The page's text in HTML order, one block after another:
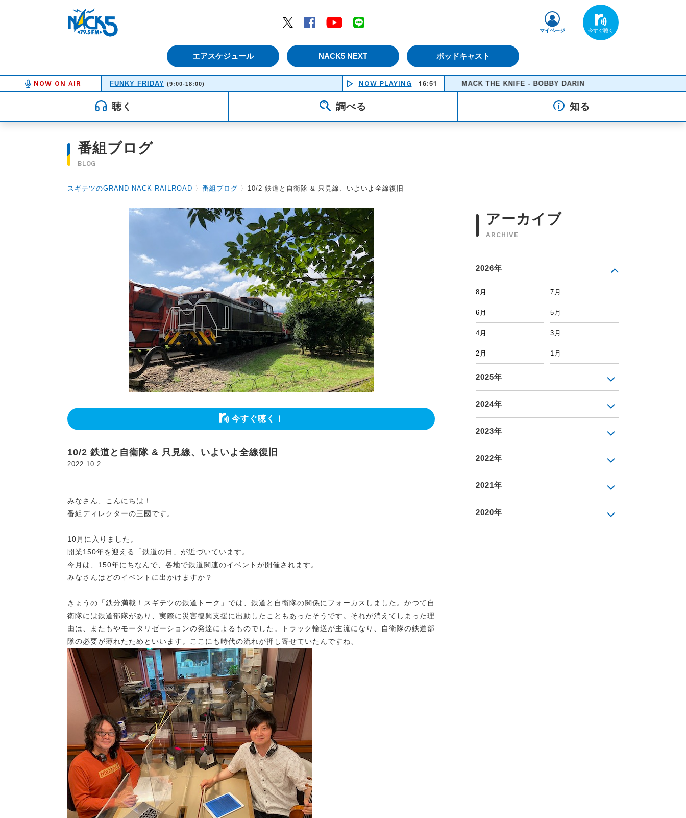
Twitter
Facebook YouTube
エアスケジュール NACK5 NEXT ポッドキャスト
マイページ
NOW ON AIR FUNKY FRIDAY (9:00-18:00) NOW PLAYING 16:51MACK THE KNIFE - BOBBY DARIN
聴く 調べる 知る
番組ブログ
BLOG
スギテツのGRAND NACK RAILROAD 〉 番組ブログ 〉 10/2 鉄道と自衛隊 & 只見線、いよいよ全線復旧
今すぐ聴く！
10/2 鉄道と自衛隊 & 只見線、いよいよ全線復旧
2022.10.2
みなさん、こんにちは！
番組ディレクターの三國です。
10月に入りました。
開業150年を迎える「鉄道の日」が近づいています。
今月は、150年にちなんで、各地で鉄道関連のイベントが開催されます。
みなさんはどのイベントに出かけますか？
きょうの「鉄分満載！スギテツの鉄道トーク」では、鉄道と自衛隊の関係にフォーカスしました。かつて自
衛隊には鉄道部隊があり、実際に災害復興支援に出動したこともあったそうです。それが消えてしまった理
由は、またもやモータリゼーションの発達によるものでした。トラック輸送が主流になり、自衛隊の鉄道部
隊の必要が薄れたためといいます。ここにも時代の流れが押し寄せていたんですね、
アーカイブ
ARCHIVE
2026年
8月 7月
6月 5月
4月 3月
2月 1月
2025年
2024年
2023年
2022年
2021年
2020年